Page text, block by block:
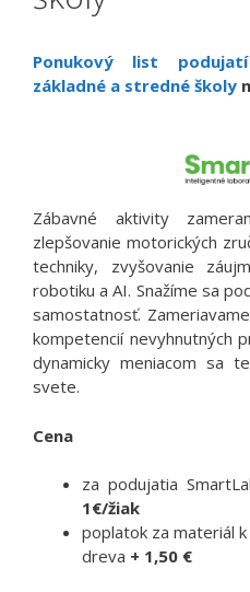
Ponukový list
základné a stredné školy
Zábavné aktivity
zlepšovanie motorických
techniky, zvyšovanie
robotiku a AI. Snažíme sa
samostatnosť.
kompetencií nevyhnutných
dynamicky meniacom sa
svete.
Cena
za podujatia
1€/žiak
poplatok za materiál
dreva + 1,50 €